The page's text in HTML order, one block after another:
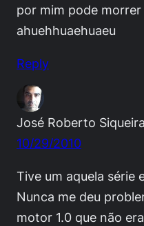
por mim pode
ahuehhuaehuaeu
Reply
José Roberto Siqueira
10/29/2010
Tive um aquela série
Nunca me deu
motor 1.0 que não